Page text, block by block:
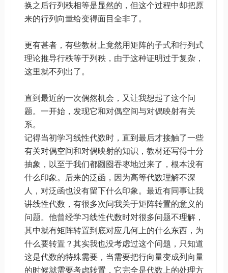
换之后行列秩相等是显然的，但这个过程中却把原
来的行列向量给变得面目全非了。
更有甚者，有些教材上竟然用矩阵的子式和行列式
理论推导行秩等于列秩，由于这种证明过于复杂，
这里就不列出了。
直到最近的一次偶然机会，又让我想起了这个问
题。一开始，发现它和对偶空间与对偶映射有关
系。
记得当初学习线性代数时，直到最后才接触了一些
有关对偶空间和对偶映射的知识，教材还写得十分
抽象，以至于我们都囫囵吞枣地过来了，根本没有
什么印象。后来的泛函，因为高等代数理解不深
人，对泛函也没有留下什么印象。最近有同事让我
讲线性代数，有很多次问我关于矩阵转置的意义的
问题。他曾经学习线性代数时对很多问题不理解，
其中就有矩阵转置到底对应几何上的什么东西，为
什么要转置？其实我也没考虑过这个问题，只知道
这是代数的特殊需要，当需要把行向量变成列向量
的时候就需要考虑转置，它完全是代数上的处理方